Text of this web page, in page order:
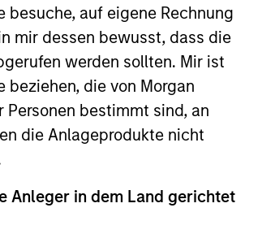
besuche, auf eigene Rechnung
mir dessen bewusst, dass die
werden sollten. Mir ist
die von Morgan
bestimmt sind, an
die Anlageprodukte nicht
Anleger in dem Land gerichtet
Währungsschwankungen steigen oder
von Morgan Stanley Investment